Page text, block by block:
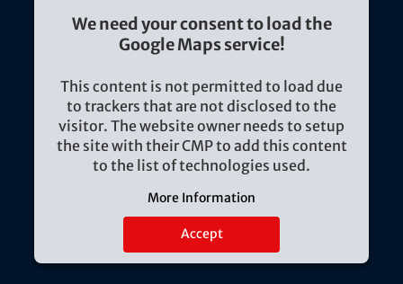
We need your consent to load the
Google Maps service!
This content is not permitted to load due
to trackers that are not disclosed to the
visitor. The website owner needs to setup
the site with their CMP to add this content
to the list of technologies used.
More Information
Accept